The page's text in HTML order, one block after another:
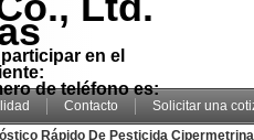
en el
de teléfono es:
Contacto
Solicitar una
Rápido De Pesticida